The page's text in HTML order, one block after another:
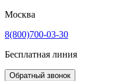
Москва
8(800)700-03-30
Бесплатная линия
Обратный звонок